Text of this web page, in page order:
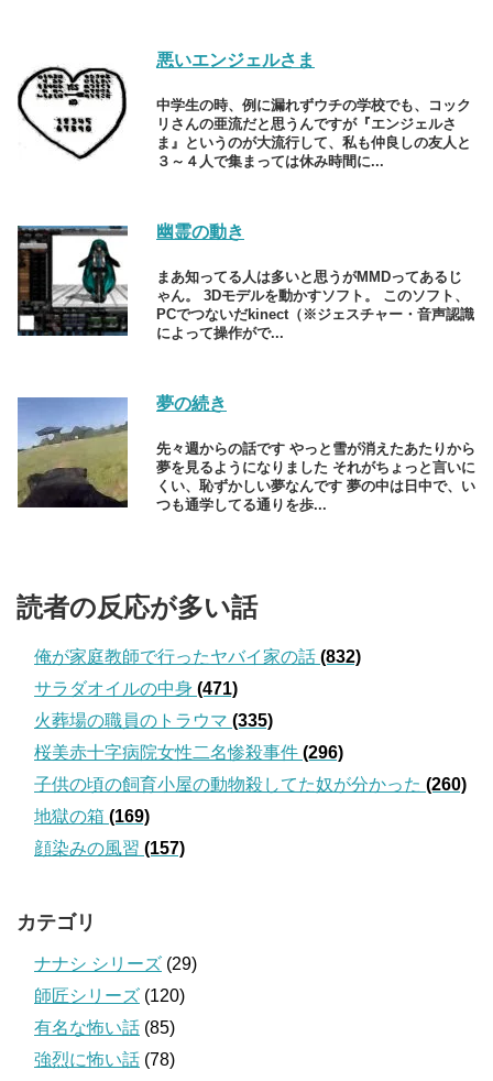
悪いエンジェルさま
中学生の時、例に漏れずウチの学校でも、コック
リさんの亜流だと思うんですが『エンジェルさ
ま』というのが大流行して、私も仲良しの友人と
３～４人で集まっては休み時間に...
幽霊の動き
まあ知ってる人は多いと思うがMMDってあるじ
ゃん。 3Dモデルを動かすソフト。 このソフト、
PCでつないだkinect（※ジェスチャー・音声認識
によって操作がで...
夢の続き
先々週からの話です やっと雪が消えたあたりから
夢を見るようになりました それがちょっと言いに
くい、恥ずかしい夢なんです 夢の中は日中で、い
つも通学してる通りを歩...
読者の反応が多い話
俺が家庭教師で行ったヤバイ家の話 (832)
サラダオイルの中身 (471)
火葬場の職員のトラウマ (335)
桜美赤十字病院女性二名惨殺事件 (296)
子供の頃の飼育小屋の動物殺してた奴が分かった (260)
地獄の箱 (169)
顔染みの風習 (157)
カテゴリ
ナナシ シリーズ (29)
師匠シリーズ (120)
有名な怖い話 (85)
強烈に怖い話 (78)